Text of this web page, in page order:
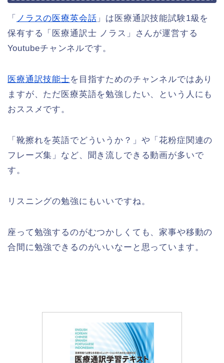
「 ノラスの医療英会話 」は医療通訳技能試験1級を
保有する「医療通訳士 ノラス」さんが運営する
Youtubeチャンネルです。
医療通訳技能士を目指すためのチャンネルではあり
ますが、ただ医療英語を勉強したい、という人にも
おススメです。
「靴擦れを英語でどういうか？」や「花粉症関連の
フレーズ集」など、聞き流しできる動画が多いで
す。
リスニングの勉強にもいいですね。
座って勉強するのがむつかしくても、家事や移動の
合間に勉強できるのがいいなーと思っています。